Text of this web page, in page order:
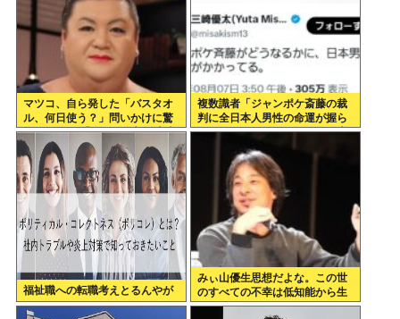
マツコ、自ら発した「バスタオ
ル、何日使う？」問いかけに驚
がくの答え 「今日は全部、本当
のこと言うわ」
複数識者「ジャンポケ斎藤の裁
判に全日本人男性の命運が握ら
れている。これでだめなら日本
男全員懲役7年だ」
福祉職への転職考えとるんやが
みぃ山優生思想だよな。この世
のすべての不幸は低知能から生
まれるっていう